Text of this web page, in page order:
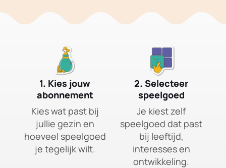
1. Kies jouw
abonnement
Kies wat past bij
jullie gezin en
hoeveel speelgoed
je tegelijk wilt.
2. Selecteer
speelgoed
Je kiest zelf
speelgoed dat past
bij leeftijd,
interesses en
ontwikkeling.